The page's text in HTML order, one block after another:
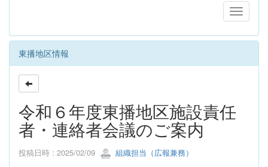
東播地区情報
令和６年度東播地区施設責任
者・連絡者会議のご案内
投稿日時 : 2025/02/09 組織担当（広報兼務）